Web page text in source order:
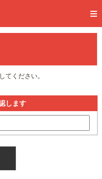
てください。
します